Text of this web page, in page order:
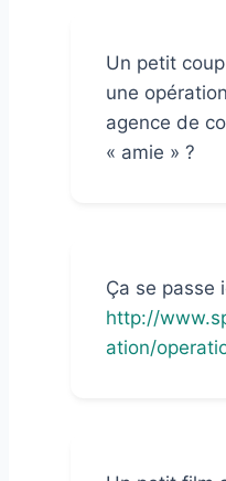
Un petit
une
agence de
« amie » ?
Ça se passe
http://
ation/